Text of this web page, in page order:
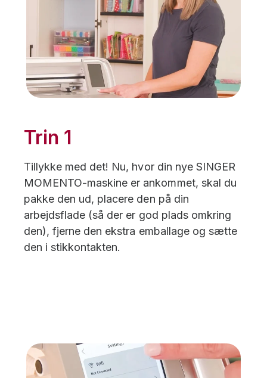
Trin 1
Tillykke med det! Nu, hvor din nye SINGER
MOMENTO-maskine er ankommet, skal du
pakke den ud, placere den på din
arbejdsflade (så der er god plads omkring
den), fjerne den ekstra emballage og sætte
den i stikkontakten.